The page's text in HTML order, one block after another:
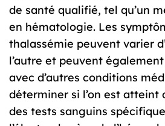
de santé qualifié, tel qu’un
en hématologie. Les
thalassémie peuvent varier
l’autre et peuvent
avec d’autres conditions
déterminer si l’on est atteint
des tests sanguins